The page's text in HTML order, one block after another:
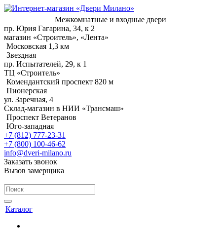
Межкомнатные и входные двери
пр. Юрия Гагарина, 34, к 2
магазин «Строитель», «Лента»
Московская 1,3 км
Звездная
пр. Испытателей, 29, к 1
ТЦ «Строитель»
Комендантский проспект 820 м
Пионерская
ул. Заречная, 4
Склад-магазин в НИИ «Трансмаш»
Проспект Ветеранов
Юго-западная
+7 (812) 777-23-31
+7 (800) 100-46-62
info@dveri-milano.ru
Заказать звонок
Вызов замерщика
Каталог